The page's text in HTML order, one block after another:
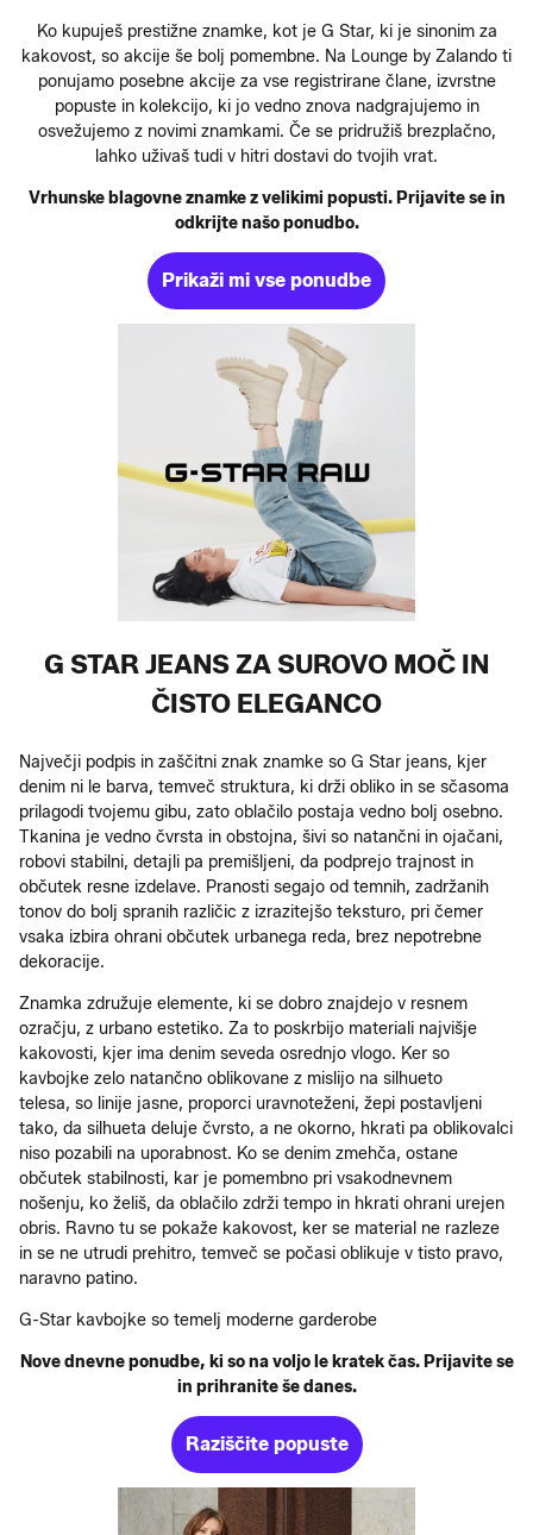
Ko kupuješ prestižne znamke, kot je G Star, ki je sinonim za
kakovost, so akcije še bolj pomembne. Na Lounge by Zalando ti
ponujamo posebne akcije za vse registrirane člane, izvrstne
popuste in kolekcijo, ki jo vedno znova nadgrajujemo in
osvežujemo z novimi znamkami. Če se pridružiš brezplačno,
lahko uživaš tudi v hitri dostavi do tvojih vrat.
Vrhunske blagovne znamke z velikimi popusti. Prijavite se in
odkrijte našo ponudbo.
Prikaži mi vse ponudbe
G STAR JEANS ZA SUROVO MOČ IN
ČISTO ELEGANCO
Največji podpis in zaščitni znak znamke so G Star jeans, kjer
denim ni le barva, temveč struktura, ki drži obliko in se sčasoma
prilagodi tvojemu gibu, zato oblačilo postaja vedno bolj osebno.
Tkanina je vedno čvrsta in obstojna, šivi so natančni in ojačani,
robovi stabilni, detajli pa premišljeni, da podprejo trajnost in
občutek resne izdelave. Pranosti segajo od temnih, zadržanih
tonov do bolj spranih različic z izrazitejšo teksturo, pri čemer
vsaka izbira ohrani občutek urbanega reda, brez nepotrebne
dekoracije.
Znamka združuje elemente, ki se dobro znajdejo v resnem
ozračju, z urbano estetiko. Za to poskrbijo materiali najvišje
kakovosti, kjer ima denim seveda osrednjo vlogo. Ker so
kavbojke zelo natančno oblikovane z mislijo na silhueto
telesa, so linije jasne, proporci uravnoteženi, žepi postavljeni
tako, da silhueta deluje čvrsto, a ne okorno, hkrati pa oblikovalci
niso pozabili na uporabnost. Ko se denim zmehča, ostane
občutek stabilnosti, kar je pomembno pri vsakodnevnem
nošenju, ko želiš, da oblačilo zdrži tempo in hkrati ohrani urejen
obris. Ravno tu se pokaže kakovost, ker se material ne razleze
in se ne utrudi prehitro, temveč se počasi oblikuje v tisto pravo,
naravno patino.
G-Star kavbojke so temelj moderne garderobe
Nove dnevne ponudbe, ki so na voljo le kratek čas. Prijavite se
in prihranite še danes.
Raziščite popuste